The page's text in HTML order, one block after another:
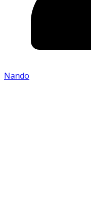
Nando